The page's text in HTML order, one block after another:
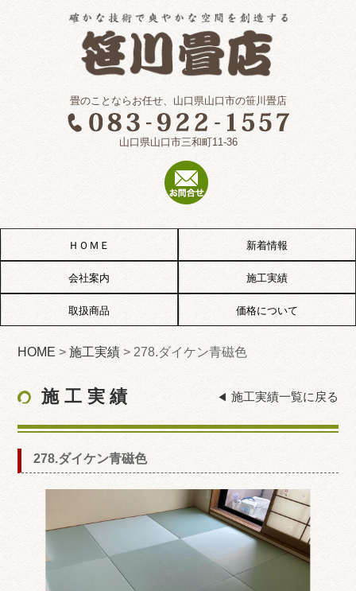
畳のことならお任せ、山口県山口市の笹川畳店
山口県山口市三和町11-36
ＨＯＭＥ 新着情報
会社案内 施工実績
取扱商品 価格について
HOME >施工実績 > 278.ダイケン青磁色
施工実績 施工実績一覧に戻る
278.ダイケン青磁色